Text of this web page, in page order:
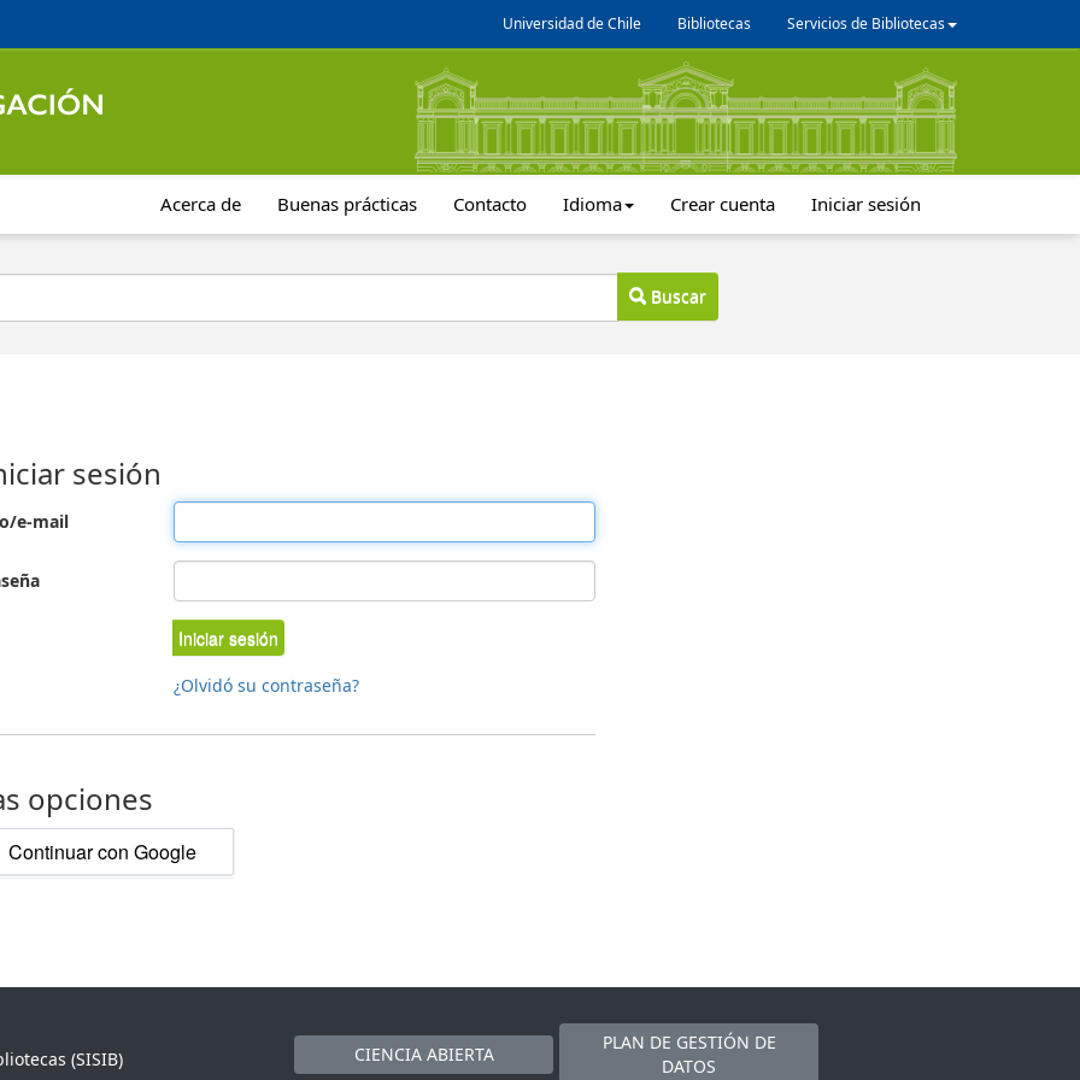
Universidad de Chile Bibliotecas Servicios de Bibliotecas
Acerca de Buenas prácticas Contacto Idioma Crear cuenta Iniciar sesión
Buscar
sesión
e-mail
Iniciar sesión
¿Olvidó su contraseña?
opciones
Continuar con Google
(SISIB)
CIENCIA ABIERTA
PLAN DE GESTIÓN DE
DATOS